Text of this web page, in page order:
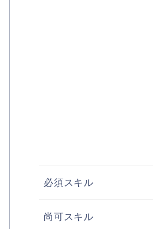
必須スキル
尚可スキル